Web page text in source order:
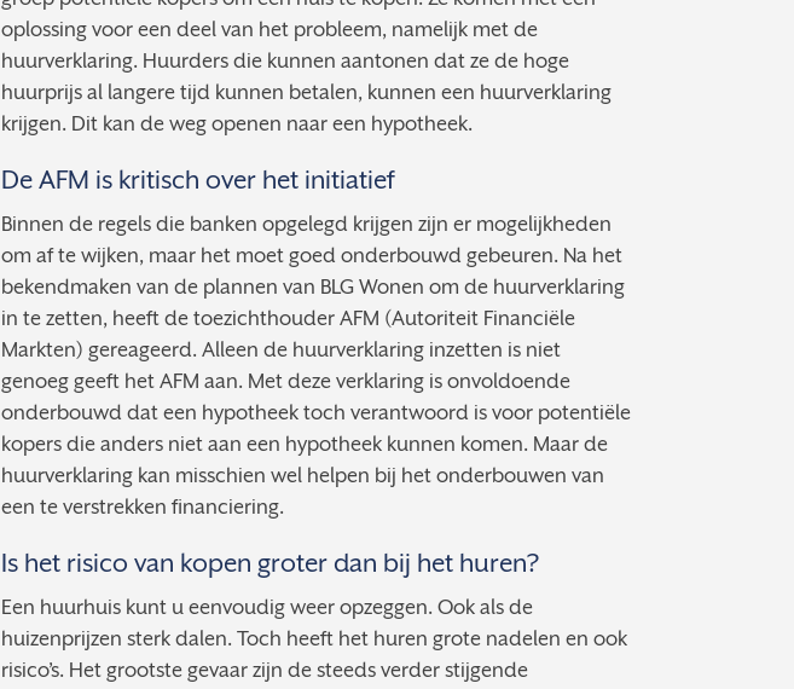
oplossing voor een deel van het probleem, namelijk met de
huurverklaring. Huurders die kunnen aantonen dat ze de hoge
huurprijs al langere tijd kunnen betalen, kunnen een huurverklaring
krijgen. Dit kan de weg openen naar een hypotheek.
De AFM is kritisch over het initiatief
Binnen de regels die banken opgelegd krijgen zijn er mogelijkheden
om af te wijken, maar het moet goed onderbouwd gebeuren. Na het
bekendmaken van de plannen van BLG Wonen om de huurverklaring
in te zetten, heeft de toezichthouder AFM (Autoriteit Financiële
Markten) gereageerd. Alleen de huurverklaring inzetten is niet
genoeg geeft het AFM aan. Met deze verklaring is onvoldoende
onderbouwd dat een hypotheek toch verantwoord is voor potentiële
kopers die anders niet aan een hypotheek kunnen komen. Maar de
huurverklaring kan misschien wel helpen bij het onderbouwen van
een te verstrekken financiering.
Is het risico van kopen groter dan bij het huren?
Een huurhuis kunt u eenvoudig weer opzeggen. Ook als de
huizenprijzen sterk dalen. Toch heeft het huren grote nadelen en ook
risico’s. Het grootste gevaar zijn de steeds verder stijgende